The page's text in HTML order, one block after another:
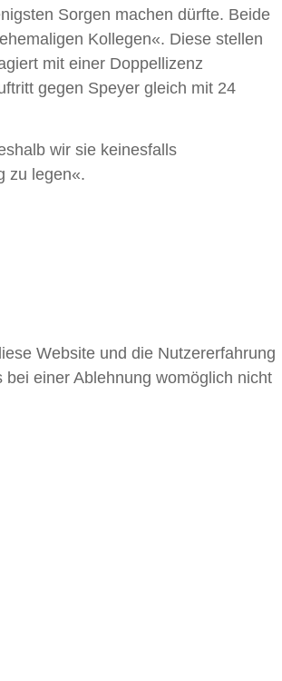
Sorgen machen dürfte. Beide
Kollegen«. Diese stellen
mit einer Doppellizenz
gegen Speyer gleich mit 24
wir sie keinesfalls
zu legen«.
Website und die Nutzererfahrung
einer Ablehnung womöglich nicht